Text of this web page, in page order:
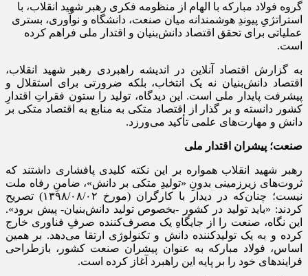
گروه فولاد مبارکه با الهام از منظومه فکری رهبر شهید انقلاب، با
استراتژیِ پیوندِ هوشمندانه میان صنعت، دانشگاه و نوآوری، بستری
عملیاتی برای تحقق اقتصاد دانش‌بنیان و اقتدار ملی فراهم کرده
است.
به گزارش اقتصاد آنلاین در اندیشه راهبردی رهبر شهید انقلاب،
اقتصاد دانش‌بنیان نه یک انتخاب، بلکه ضرورتی برای استقلال و
پیشرفت پایدار ملی است. این دیدگاه، تولید را ستون فقراتِ اقتدارِ
کشور دانسته و بر گذار از اقتصاد متکی به منابع به اقتصاد متکی بر
دانش و مهارت‌های علمی تأکید می‌ورزد.
صنعت؛ پیشران اقتدار ملی
رهبر شهید انقلاب همواره بر این نکته کلیدی پافشاری داشتند که
ثروت‌های زیرزمینی بدونِ «تولیدِ متکی بر دانش»، ضامنِ رفاه ملت
نیست؛ چنان‌که در دیدار با کارگران (مورخ ۱۳۹۸/۰۸/۰۲) تصریح
کردند: «باید تولید در کشور -بخصوص تولید دانش‌بنیان- پیش برود».
این نگاه، صنعت را از جایگاهِ یک مصرف‌کننده صرفِ فناوری خارج
کرده و به یک تولیدکننده دانش و تکنولوژی ارتقا می‌دهد. بر همین
اساس، فولاد مبارکه به عنوان پیشران صنعت کشور، بازطراحی
فرایندهای خود را بر پایه این راهبرد آغاز کرده است.